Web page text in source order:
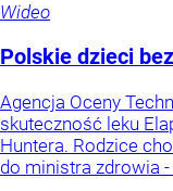
Wideo
Polskie dzieci
Agencja Oceny
skuteczność leku
Huntera. Rodzice
do ministra zdrowia